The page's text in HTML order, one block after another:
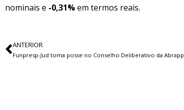
nominais e -0,31%em termos reais.
ANTERIOR
Funpresp-Jud toma posse no Conselho Deliberativo da Abrapp